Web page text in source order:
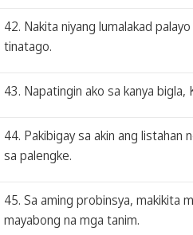
42. Nakita niyang lumalakad
tinatago.
43. Napatingin ako sa kanya bigla,
44. Pakibigay sa akin ang listahan
sa palengke.
45. Sa aming probinsya, makikita
mayabong na mga tanim.